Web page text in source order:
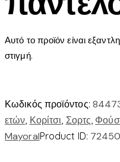
Αυτό το προϊόν είναι
στιγμή.
Κωδικός προϊόντος:
ετών Κορίτσι Σορτς
MayoralProduct ID: 72450